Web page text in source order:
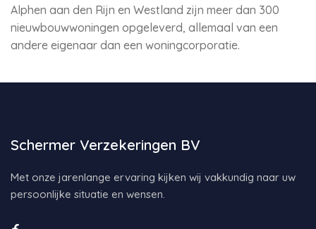
Alphen aan den Rijn en Westland zijn meer dan 300
nieuwbouwwoningen opgeleverd, allemaal van een
andere eigenaar dan een woningcorporatie.
Schermer Verzekeringen BV
Met onze jarenlange ervaring kijken wij vakkundig naar uw
persoonlijke situatie en wensen.